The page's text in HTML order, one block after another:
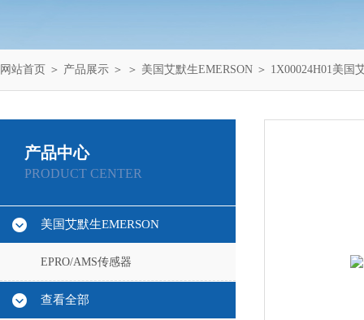
网站首页 ＞ 产品展示 ＞ ＞ 美国艾默生EMERSON ＞ 1X00024H01美国
产品中心
PRODUCT CENTER
美国艾默生EMERSON
EPRO/AMS传感器
查看全部